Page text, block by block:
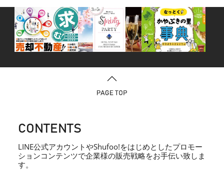
CONTENTS
LINE公式アカウントやShufoo!をはじめとしたプロモー
ションコンテンツで企業様の販売戦略をお手伝い致しま
す。